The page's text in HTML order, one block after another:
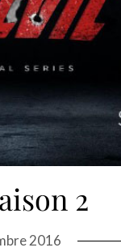
2
2016